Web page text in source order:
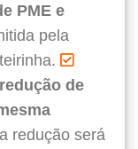
PME e
pela
de
redução será